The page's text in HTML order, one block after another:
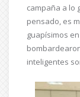
campaña a lo
pensado, es
guapísimos
inteligentes